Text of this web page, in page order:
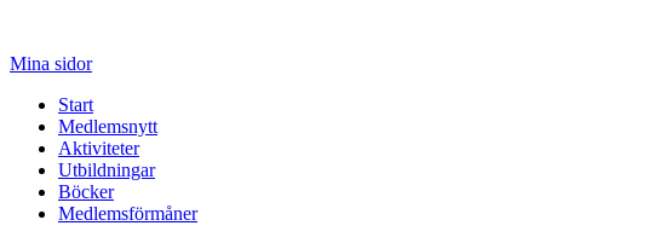
Mina sidor
Start
Medlemsnytt
Aktiviteter
Utbildningar
Böcker
Medlemsförmåner